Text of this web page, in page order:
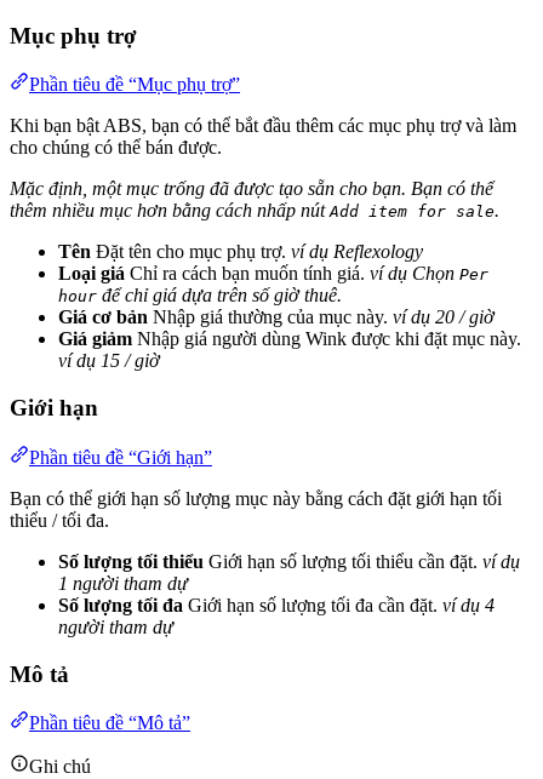
Mục phụ trợ
Phần tiêu đề “Mục phụ trợ”
Khi bạn bật ABS, bạn có thể bắt đầu thêm các mục phụ trợ và làm
cho chúng có thể bán được.
Mặc định, một mục trống đã được tạo sẵn cho bạn. Bạn có thể
thêm nhiều mục hơn bằng cách nhấp nút Add item for sale.
Tên Đặt tên cho mục phụ trợ. ví dụ Reflexology
Loại giá Chỉ ra cách bạn muốn tính giá. ví dụ Chọn Per
hour để chỉ giá dựa trên số giờ thuê.
Giá cơ bản Nhập giá thường của mục này. ví dụ 20 / giờ
Giá giảm Nhập giá người dùng Wink được khi đặt mục này.
ví dụ 15 / giờ
Giới hạn
Phần tiêu đề “Giới hạn”
Bạn có thể giới hạn số lượng mục này bằng cách đặt giới hạn tối
thiểu / tối đa.
Số lượng tối thiểu Giới hạn số lượng tối thiểu cần đặt. ví dụ
1 người tham dự
Số lượng tối đa Giới hạn số lượng tối đa cần đặt. ví dụ 4
người tham dự
Mô tả
Phần tiêu đề “Mô tả”
Ghi chú